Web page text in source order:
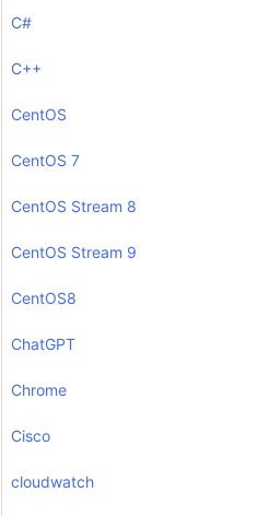
C#
C++
CentOS
CentOS 7
CentOS Stream 8
CentOS Stream 9
CentOS8
ChatGPT
Chrome
Cisco
cloudwatch